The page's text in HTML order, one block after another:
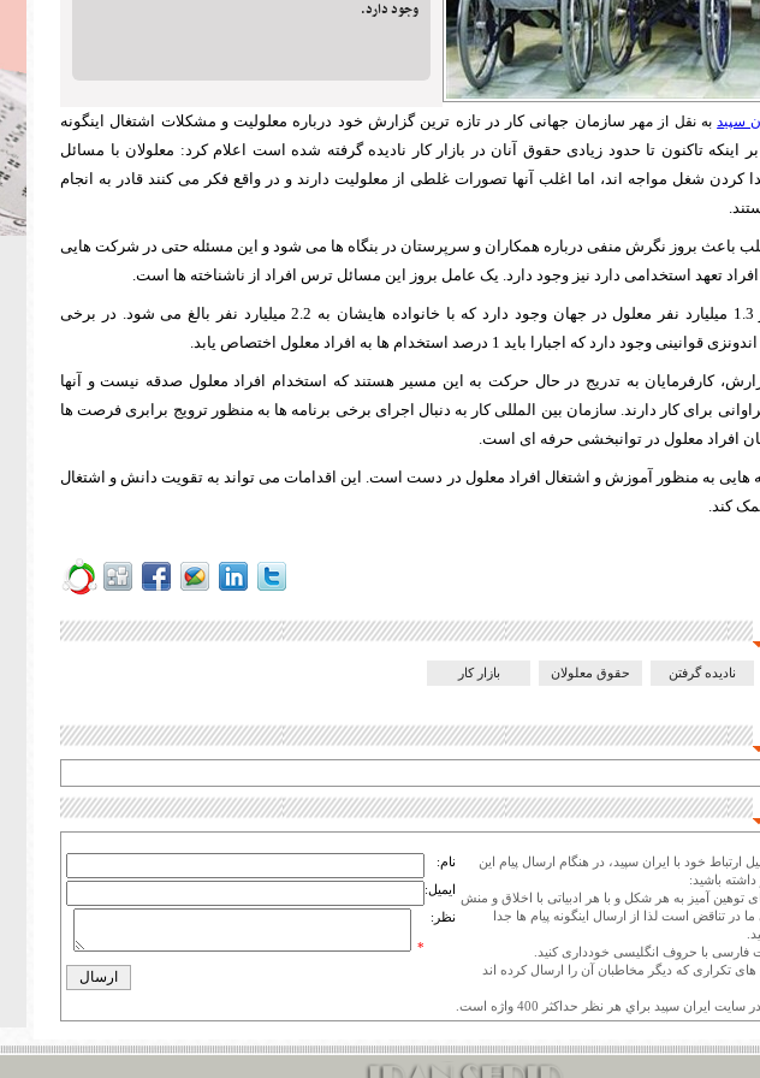
وجود دارد.
سپیدبه نقل از مهر سازمان جهانی کار در تازه ترین گزارش خود درباره معلولیت و مشکلات اشتغال اینگونه
بر اینکه تاکنون تا حدود زیادی حقوق آنان در بازار کار نادیده گرفته شده است اعلام کرد: معلولان با مسائل
کردن شغل مواجه اند، اما اغلب آنها تصورات غلطی از معلولیت دارند و در واقع فکر می کنند قادر به انجام
باعث بروز نگرش منفی درباره همکاران و سرپرستان در بنگاه ها می شود و این مسئله حتی در شرکت هایی
افراد تعهد استخدامی دارد نیز وجود دارد. یک عامل بروز این مسائل ترس افراد از ناشناخته ها است.
در حال حاضر 1.3 میلیارد نفر معلول در جهان وجود دارد که با خانواده هایشان به 2.2 میلیارد نفر بالغ می شود. در برخی
وجود دارد که اجبارا باید 1 درصد استخدام ها به افراد معلول اختصاص یابد.
کارفرمایان به تدریج در حال حرکت به این مسیر هستند که استخدام افراد معلول صدقه نیست و آنها
برای کار دارند. سازمان بین المللی کار به دنبال اجرای برخی برنامه ها به منظور ترویج برابری فرصت ها
افراد معلول در توانبخشی حرفه ای است.
هایی به منظور آموزش و اشتغال افراد معلول در دست است. این اقدامات می تواند به تقویت دانش و اشتغال
کند.
نادیده گرفتن حقوق معلولان بازار کار
خود با ایران سپید، در هنگام ارسال پیام این
باشید:
توهین آمیز به هر شکل و با هر ادبیاتی با اخلاق و منش
ما در تناقض است لذا از ارسال اینگونه پیام ها جدا
های تکراری که دیگر مخاطبان آن را ارسال کرده اند
نام:
ایمیل:
نظر:
*